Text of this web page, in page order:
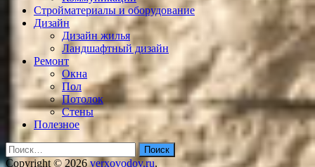
Стройматериалы и оборудование
Дизайн
Дизайн жилья
Ландшафтный дизайн
Ремонт
Окна
Пол
Потолок
Стены
Полезное
Найти:
Copyright © 2026verxovodov.ru.